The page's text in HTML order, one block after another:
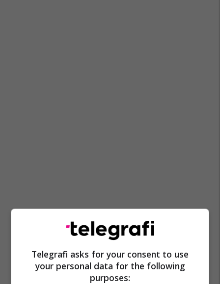
Telegrafi asks for your consent to use
your personal data for the following
purposes: